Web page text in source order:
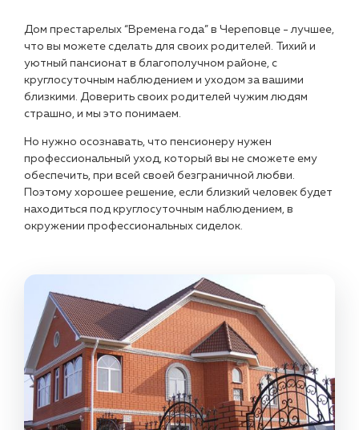
Дом престарелых “Времена года” в Череповце - лучшее,
что вы можете сделать для своих родителей. Тихий и
уютный пансионат в благополучном районе, с
круглосуточным наблюдением и уходом за вашими
близкими. Доверить своих родителей чужим людям
страшно, и мы это понимаем.
Но нужно осознавать, что пенсионеру нужен
профессиональный уход, который вы не сможете ему
обеспечить, при всей своей безграничной любви.
Поэтому хорошее решение, если близкий человек будет
находиться под круглосуточным наблюдением, в
окружении профессиональных сиделок.